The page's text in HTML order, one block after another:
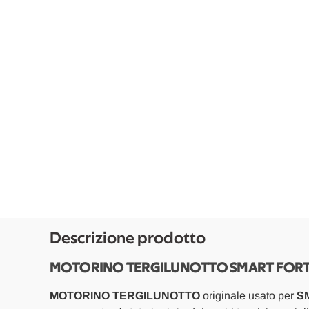
Descrizione prodotto
MOTORINO TERGILUNOTTO SMART
MOTORINO TERGILUNOTTOoriginale usato per